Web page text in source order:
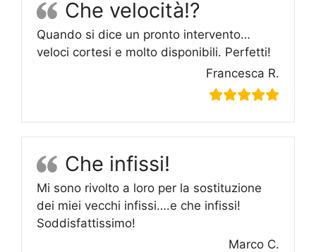
Che velocità!?
Quando si dice un pronto intervento…
veloci cortesi e molto disponibili. Perfetti!
Francesca R.
Che infissi!
Mi sono rivolto a loro per la sostituzione
dei miei vecchi infissi….e che infissi!
Soddisfattissimo!
Marco C.